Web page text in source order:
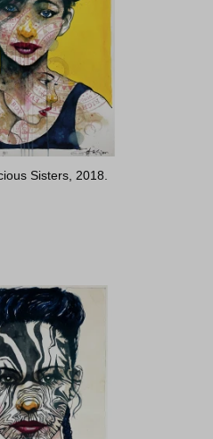
Sisters, 2018.